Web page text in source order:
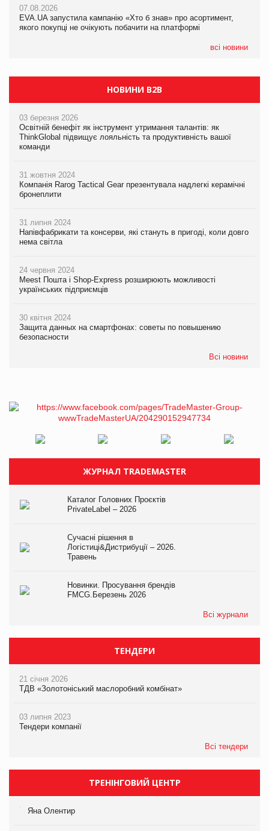
07.08.2026
EVA.UA запустила кампанію «Хто б знав» про асортимент,
якого покупці не очікують побачити на платформі
всі новини
07.08.2026
EVA.UA запустила кампанію «Хто б знав» про асортимент,
якого покупці не очікують побачити на платформі
НОВИНИ B2B
03 березня 2026
Освітній бенефіт як інструмент утримання талантів: як
ThinkGlobal підвищує лояльність та продуктивність вашої
команди
31 жовтня 2024
Компанія Rarog Tactical Gear презентувала надлегкі керамічні
бронеплити
31 липня 2024
Напівфабрикати та консерви, які стануть в пригоді, коли довго
нема світла
24 червня 2024
Meest Пошта і Shop-Express розширюють можливості
українських підприємців
30 квітня 2024
Защита данных на смартфонах: советы по повышению
безопасности
Всі новини
ЖУРНАЛ TRADEMASTER
Каталог Головних Проєктів
PrivateLabel – 2026
Сучасні рішення в
Логістиці&Дистрибуції – 2026.
Травень
Новинки. Просування брендів
FMCG.Березень 2026
Всі журнали
ТЕНДЕРИ
21 січня 2026
ТДВ «Золотоніський маслоробний комбінат»
03 липня 2023
Тендери компанії
Всі тендери
ТРЕНІНГОВИЙ ЦЕНТР
Яна Олентир